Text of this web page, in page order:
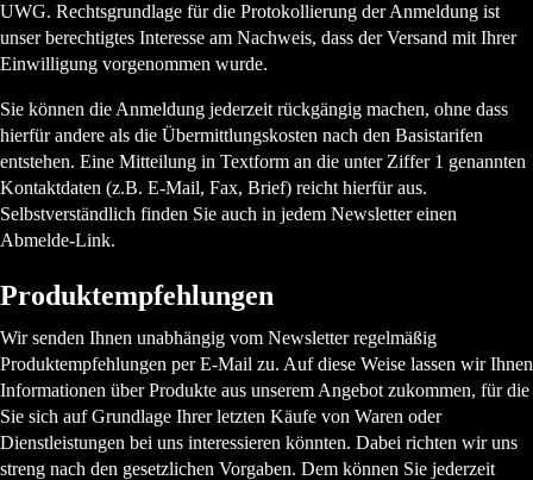
UWG. Rechtsgrundlage für die Protokollierung der Anmeldung ist
unser berechtigtes Interesse am Nachweis, dass der Versand mit Ihrer
Einwilligung vorgenommen wurde.
Sie können die Anmeldung jederzeit rückgängig machen, ohne dass
hierfür andere als die Übermittlungskosten nach den Basistarifen
entstehen. Eine Mitteilung in Textform an die unter Ziffer 1 genannten
Kontaktdaten (z.B. E-Mail, Fax, Brief) reicht hierfür aus.
Selbstverständlich finden Sie auch in jedem Newsletter einen
Abmelde-Link.
Produktempfehlungen
Wir senden Ihnen unabhängig vom Newsletter regelmäßig
Produktempfehlungen per E-Mail zu. Auf diese Weise lassen wir Ihnen
Informationen über Produkte aus unserem Angebot zukommen, für die
Sie sich auf Grundlage Ihrer letzten Käufe von Waren oder
Dienstleistungen bei uns interessieren könnten. Dabei richten wir uns
streng nach den gesetzlichen Vorgaben. Dem können Sie jederzeit